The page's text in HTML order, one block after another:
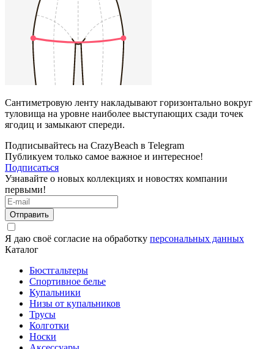
Сантиметровую ленту накладывают горизонтально вокруг
туловища на уровне наиболее выступающих сзади точек
ягодиц и замыкают спереди.
Подписывайтесь на CrazyBeach в Telegram
Публикуем только самое важное и интересное!
Подписаться
Узнавайте о новых коллекциях и новостях компании
первыми!
Отправить
Я даю своё согласие на обработку персональных данных
Каталог
Бюстгальтеры
Спортивное белье
Купальники
Низы от купальников
Трусы
Колготки
Носки